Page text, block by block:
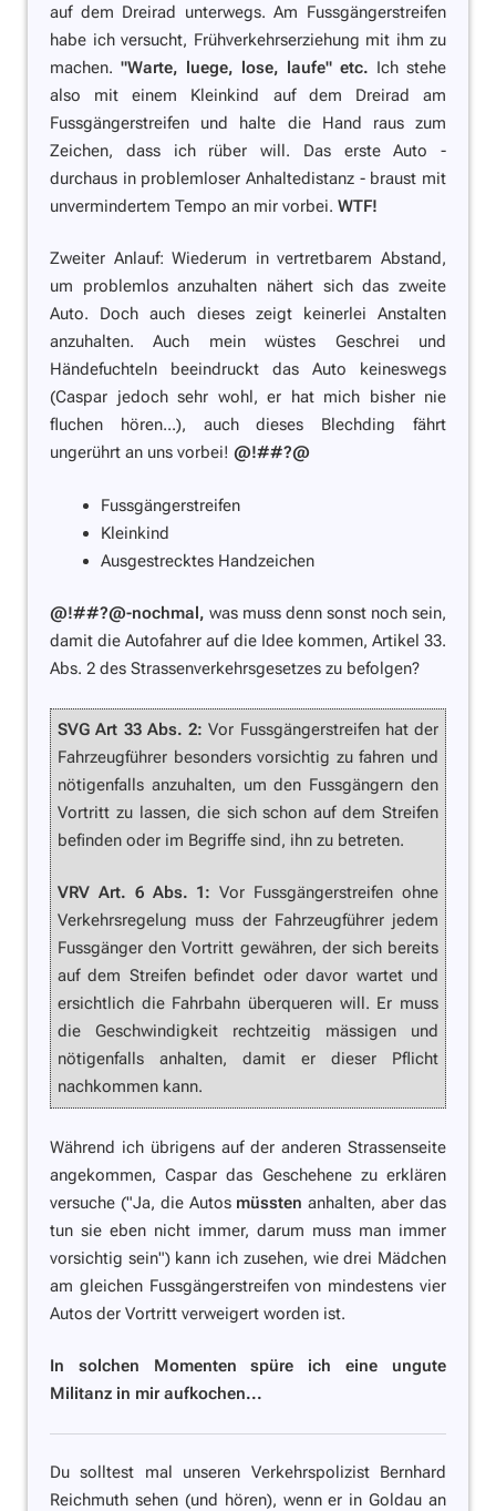
auf dem Dreirad unterwegs. Am Fussgängerstreifen
habe ich versucht, Frühverkehrserziehung mit ihm zu
machen. "Warte, luege, lose, laufe" etc. Ich stehe
also mit einem Kleinkind auf dem Dreirad am
Fussgängerstreifen und halte die Hand raus zum
Zeichen, dass ich rüber will. Das erste Auto -
durchaus in problemloser Anhaltedistanz - braust mit
unvermindertem Tempo an mir vorbei. WTF!
Zweiter Anlauf: Wiederum in vertretbarem Abstand,
um problemlos anzuhalten nähert sich das zweite
Auto. Doch auch dieses zeigt keinerlei Anstalten
anzuhalten. Auch mein wüstes Geschrei und
Händefuchteln beeindruckt das Auto keineswegs
(Caspar jedoch sehr wohl, er hat mich bisher nie
fluchen hören...), auch dieses Blechding fährt
ungerührt an uns vorbei! @!##?@
Fussgängerstreifen
Kleinkind
Ausgestrecktes Handzeichen
@!##?@-nochmal, was muss denn sonst noch sein,
damit die Autofahrer auf die Idee kommen, Artikel 33.
Abs. 2 des Strassenverkehrsgesetzes zu befolgen?
SVG Art 33 Abs. 2: Vor Fussgängerstreifen hat der
Fahrzeugführer besonders vorsichtig zu fahren und
nötigenfalls anzuhalten, um den Fussgängern den
Vortritt zu lassen, die sich schon auf dem Streifen
befinden oder im Begriffe sind, ihn zu betreten.
VRV Art. 6 Abs. 1: Vor Fussgängerstreifen ohne
Verkehrsregelung muss der Fahrzeugführer jedem
Fussgänger den Vortritt gewähren, der sich bereits
auf dem Streifen befindet oder davor wartet und
ersichtlich die Fahrbahn überqueren will. Er muss
die Geschwindigkeit rechtzeitig mässigen und
nötigenfalls anhalten, damit er dieser Pflicht
nachkommen kann.
Während ich übrigens auf der anderen Strassenseite
angekommen, Caspar das Geschehene zu erklären
versuche ("Ja, die Autos müssten anhalten, aber das
tun sie eben nicht immer, darum muss man immer
vorsichtig sein")kann ich zusehen, wie drei Mädchen
am gleichen Fussgängerstreifen von mindestens vier
Autos der Vortritt verweigert worden ist.
In solchen Momenten spüre ich eine ungute
Militanz in mir aufkochen...
Du solltest mal unseren Verkehrspolizist Bernhard
Reichmuth sehen (und hören), wenn er in Goldau an